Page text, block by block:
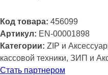
Код товара: 456099
Артикул: EN-00001898
Категории: ZIP и
кассовой техники, ЗИП и
Стать партнером